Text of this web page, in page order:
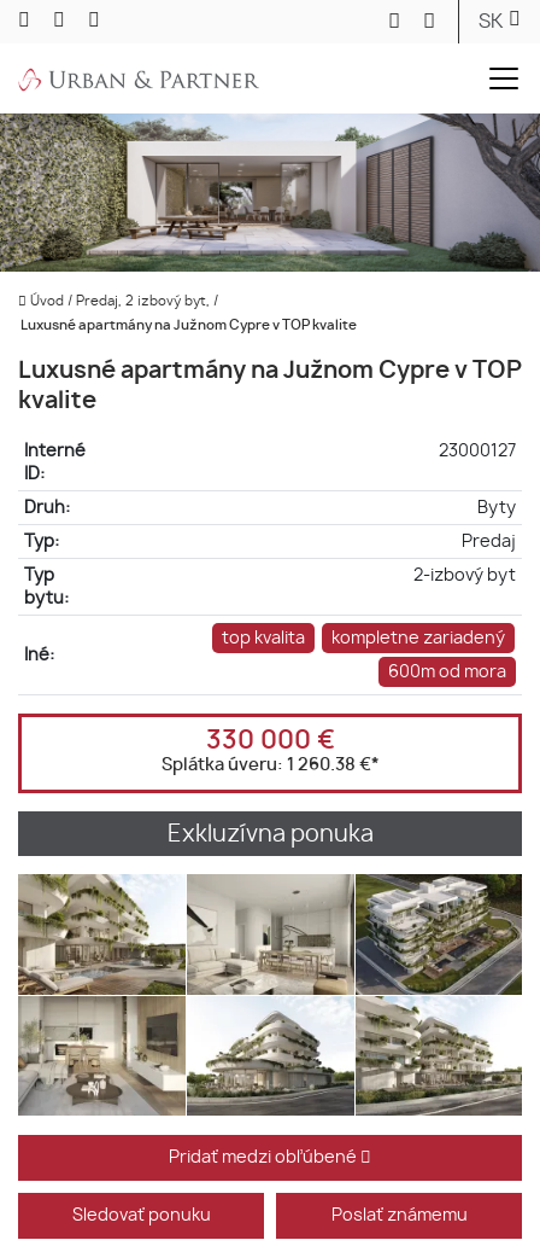
SK
Úvod / Predaj, 2 izbový byt, /
Luxusné apartmány na Južnom Cypre v TOP kvalite
Luxusné apartmány na Južnom Cypre v TOP
kvalite
Interné
ID:
23000127
Druh:
Byty
Typ:
Predaj
Typ
bytu:
2-izbový byt
Iné:
top kvalita
kompletne zariadený
600m od mora
330 000 €
Splátka úveru: 1 260.38 €*
Exkluzívna ponuka
Pridať medzi obľúbené
Sledovať ponuku Poslať známemu